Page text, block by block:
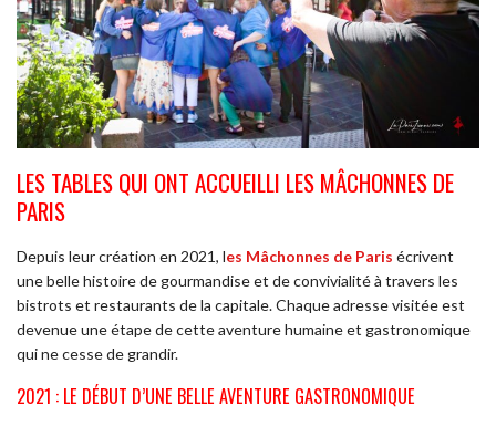
LES TABLES QUI ONT ACCUEILLI LES MÂCHONNES DE
PARIS
Depuis leur création en 2021, les Mâchonnes de Paris écrivent
une belle histoire de gourmandise et de convivialité à travers les
bistrots et restaurants de la capitale. Chaque adresse visitée est
devenue une étape de cette aventure humaine et gastronomique
qui ne cesse de grandir.
2021 : LE DÉBUT D’UNE BELLE AVENTURE GASTRONOMIQUE